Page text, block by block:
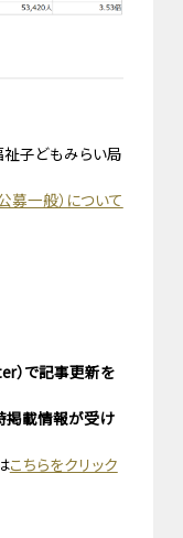
子どもみらい局
一般）について
）で記事更新を
掲載情報が受け
こちらをクリック